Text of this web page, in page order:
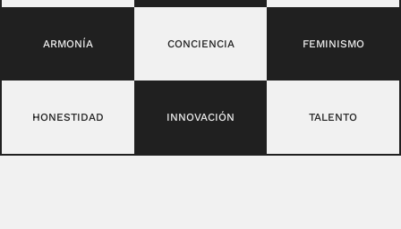
ARMONÍA CONCIENCIA FEMINISMO
HONESTIDAD INNOVACIÓN TALENTO